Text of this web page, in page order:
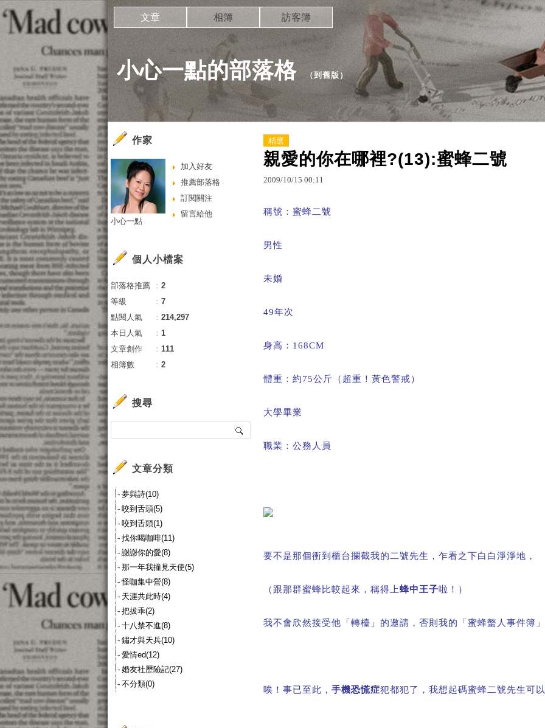
小心一點的部落格 （到舊版 ）
文章 相簿 訪客簿
精選
親愛的你在哪裡?(13):蜜蜂二號
2009/10/15 00:11
稱號：蜜蜂二號
男性
未婚
49年次
身高： 168CM
體重：約75公斤（超重！黃色警戒）
大學畢業
職業：公務人員
要不是那個衝到櫃台攔截我的二號先生，乍看之下白白淨淨地，
（跟那群蜜蜂比較起來，稱得上蜂中王子啦！）
我不會欣然接受他「轉檯」的邀請，否則我的「蜜蜂螫人事件簿
唉！事已至此， 手機恐慌症犯都犯了，我想起碼蜜蜂二號先生可
作家
加入好友
推薦部落格
訂閱關注
留言給他
小心一點
個人小檔案
部落格推薦 ： 2
等級
： 7
點閱人氣
： 214,297
本日人氣
： 1
文章創作
： 111
相簿數
： 2
搜尋
文章分類
夢與詩(10)
咬到舌頭(5)
咬到舌頭(1)
找你喝咖啡(11)
謝謝你的愛(8)
那一年我撞見天使(5)
怪咖集中營(8)
天涯共此時(4)
把拔乖(2)
十八禁不進(8)
鏽才與天兵(10)
愛情ed(12)
婚友社歷險記(27)
不分類(0)